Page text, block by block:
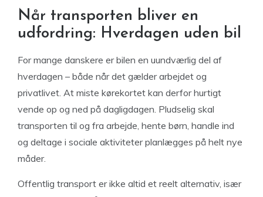
Når transporten bliver en
udfordring: Hverdagen uden bil
For mange danskere er bilen en uundværlig del af
hverdagen – både når det gælder arbejdet og
privatlivet. At miste kørekortet kan derfor hurtigt
vende op og ned på dagligdagen. Pludselig skal
transporten til og fra arbejde, hente børn, handle ind
og deltage i sociale aktiviteter planlægges på helt nye
måder.
Offentlig transport er ikke altid et reelt alternativ, især